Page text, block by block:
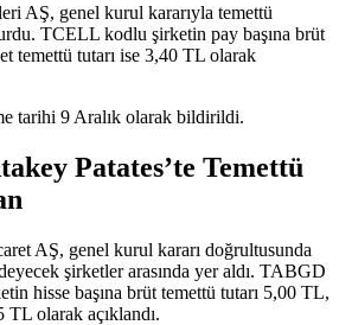
AŞ, genel kurul kararıyla temettü
TCELL kodlu şirketin pay başına brüt
temettü tutarı ise 3,40 TL olarak
tarihi 9 Aralık olarak bildirildi.
Patates’te Temettü
AŞ, genel kurul kararı doğrultusunda
şirketler arasında yer aldı. TABGD
hisse başına brüt temettü tutarı 5,00 TL,
TL olarak açıklandı.